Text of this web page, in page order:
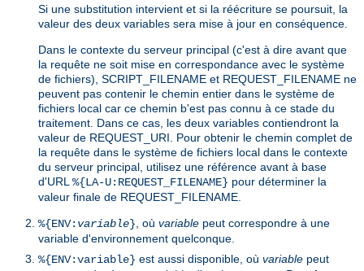
Si une substitution intervient et si la réécriture se poursuit, la
valeur des deux variables sera mise à jour en conséquence.
Dans le contexte du serveur principal (c'est à dire avant que
la requête ne soit mise en correspondance avec le système
de fichiers), SCRIPT_FILENAME et REQUEST_FILENAME ne
peuvent pas contenir le chemin entier dans le système de
fichiers local car ce chemin b'est pas connu à ce stade du
traitement. Dans ce cas, les deux variables contiendront la
valeur de REQUEST_URI. Pour obtenir le chemin complet de
la requête dans le système de fichiers local dans le contexte
du serveur principal, utilisez une référence avant à base
d'URL %{LA-U:REQUEST_FILENAME} pour déterminer la
valeur finale de REQUEST_FILENAME.
%{ENV: variable} , où variable peut correspondre à une
variable d'environnement quelconque.
%{ENV:variable} est aussi disponible, où variable peut